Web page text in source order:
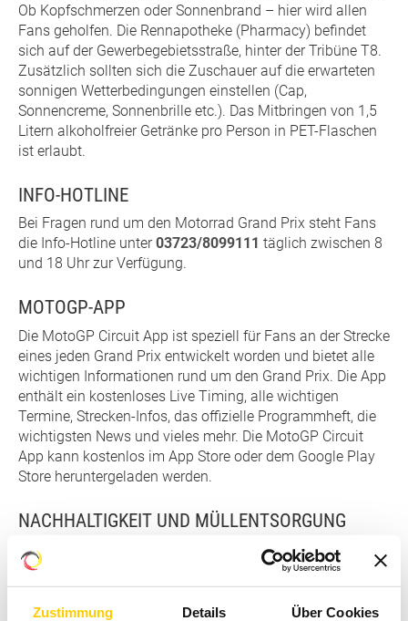
Zustimmung Details Über Cookies
Ob Kopfschmerzen oder Sonnenbrand – hier wird allen
Fans geholfen. Die Rennapotheke (Pharmacy) befindet
sich auf der Gewerbegebietsstraße, hinter der Tribüne T8.
Zusätzlich sollten sich die Zuschauer auf die erwarteten
sonnigen Wetterbedingungen einstellen (Cap,
Sonnencreme, Sonnenbrille etc.). Das Mitbringen von 1,5
Litern alkoholfreier Getränke pro Person in PET-Flaschen
ist erlaubt.
INFO-HOTLINE
Bei Fragen rund um den Motorrad Grand Prix steht Fans
die Info-Hotline unter03723/8099111 täglich zwischen 8
und 18 Uhr zur Verfügung.
MOTOGP-APP
Die MotoGP Circuit App ist speziell für Fans an der Strecke
eines jeden Grand Prix entwickelt worden und bietet alle
wichtigen Informationen rund um den Grand Prix. Die App
enthält ein kostenloses Live Timing, alle wichtigen
Termine, Strecken-Infos, das offizielle Programmheft, die
wichtigsten News und vieles mehr. Die MotoGP Circuit
App kann kostenlos im App Store oder dem Google Play
Store heruntergeladen werden.
NACHHALTIGKEIT UND MÜLLENTSORGUNG
Motorsport, Festivalfeeling und gelebte Verantwortung:
Dafür steht der Motorrad Grand Prix Deutschland. Umwelt
schützen, sozial handeln und achtsam miteinander feiern
gehören am Sachsenring dazu. Die Zuschauer sind